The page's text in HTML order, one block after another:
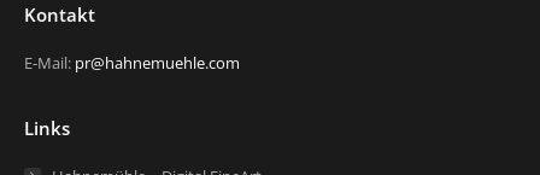
Kontakt
E-Mail: pr@hahnemuehle.com
Links